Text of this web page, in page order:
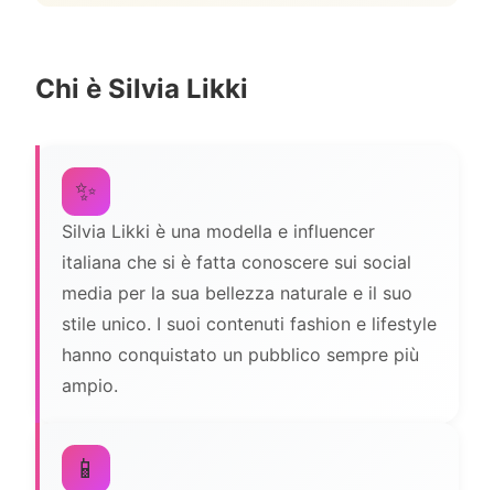
Chi è Silvia Likki
✨
Silvia Likki è una modella e influencer
italiana che si è fatta conoscere sui social
media per la sua bellezza naturale e il suo
stile unico. I suoi contenuti fashion e lifestyle
hanno conquistato un pubblico sempre più
ampio.
📱